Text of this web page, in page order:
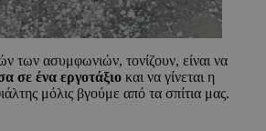
των ασυμφωνιών, τονίζουν, είναι να
σε ένα εργοτάξιο και να γίνεται η
μόλις βγούμε από τα σπίτια μας.